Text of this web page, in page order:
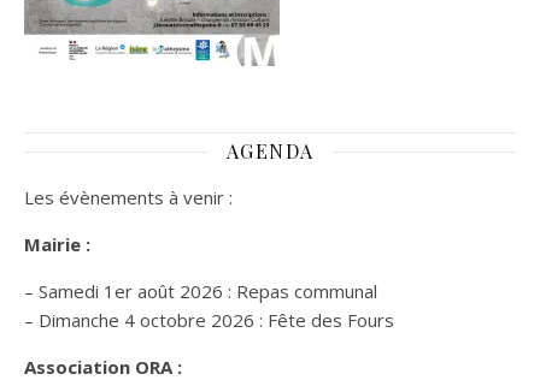
AGENDA
Les évènements à venir :
Mairie :
– Samedi 1er août 2026 : Repas communal
– Dimanche 4 octobre 2026 : Fête des Fours
Association ORA :